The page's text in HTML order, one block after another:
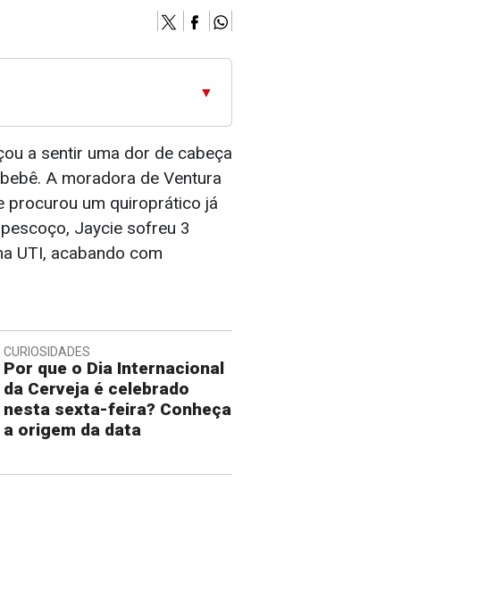
▼
a sentir uma dor de cabeça
A moradora de Ventura
procurou um quiroprático já
Jaycie sofreu 3
UTI, acabando com
CURIOSIDADES
Por que o Dia Internacional
da Cerveja é celebrado
nesta sexta-feira? Conheça
a origem da data